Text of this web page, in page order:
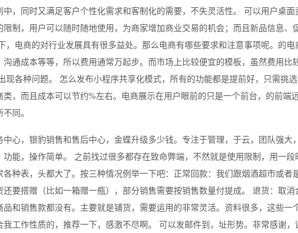
，同时又满足客户个性化需求和客制化的需要，不失灵活性。 可以用户桌面
制，用户可以随时随地使用，为商家增加商业交易的机会；而且新品信息、
电商的对行业发展具有很多益处。那么电商有哪些要求和注意事项呢。的电
通成本等等，所以费用通常万起步。而市场上比较便宜的模板，虽然费用比
各种问题。 怎么发布小程序共享化模式，所有的功能都是提前好，只需挑
，而且成本可以节约%左右。电商展示在用户眼前的只是一个前台，的前端
同。
心，银豹销售和售后中心，金蝶升级多少钱。专注于管理，于云，团队强大
能，操作简单。 之前找过很多都存在致命弊端，不然就是使用限制，用一段
种表，头都大了。按三种情况例举一下吧：正常回款：我们跟烟酒超市或者
要搭赠（比如一箱赠一瓶），部分销售需要按销售数量付提成。 退货：取消
和销售款都没有。主要就是铺货，需要运用的非常灵活。资料很多，这些一
工作性质的，推荐一下，感激不尽啊。 可以发邮件到，址形势。非常感谢，